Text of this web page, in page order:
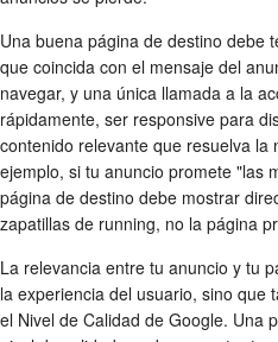
Una buena página de destino debe
que coincida con el mensaje del
navegar, y una única llamada a la
rápidamente, ser responsive para
contenido relevante que resuelva la
ejemplo, si tu anuncio promete "las
página de destino debe mostrar
zapatillas de running, no la página
La relevancia entre tu anuncio y tu
la experiencia del usuario, sino que
el Nivel de Calidad de Google. Una